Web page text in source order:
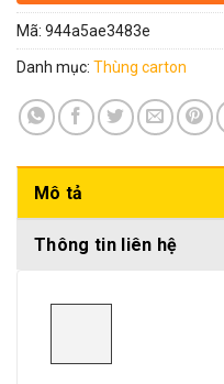
Mã: 944a5ae3483e
Danh mục: Thùng carton
Mô tả
Thông tin liên hệ